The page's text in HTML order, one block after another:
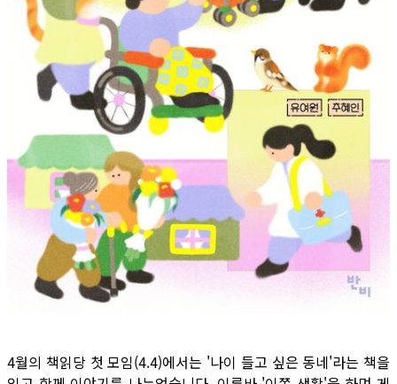
4월의 책읽당 첫 모임(4.4)에서는 '나이 들고 싶은 동네'라는 책을